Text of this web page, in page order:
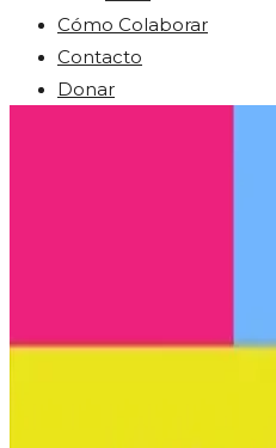
Cómo Colaborar
Contacto
Donar